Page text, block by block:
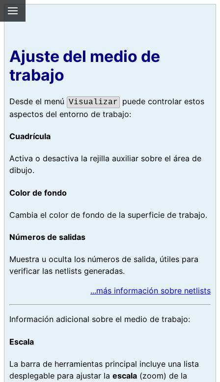
Ajuste del medio de
trabajo
Desde el menú Visualizar
puede controlar estos
aspectos del entorno de trabajo:
Cuadrícula
Activa o desactiva la rejilla auxiliar sobre el área de
dibujo.
Color de fondo
Cambia el color de fondo de la superficie de trabajo.
Números de salidas
Muestra u oculta los números de salida, útiles para
verificar las netlists generadas.
...más información sobre netlists
Información adicional sobre el medio de trabajo:
Escala
La barra de herramientas principal incluye una lista
desplegable para ajustar la escala (zoom) de la